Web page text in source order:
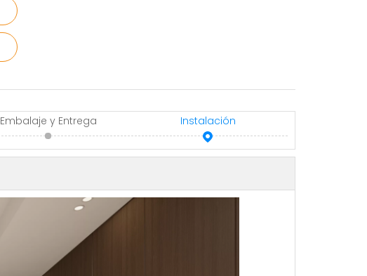
Embalaje y Entrega Instalación